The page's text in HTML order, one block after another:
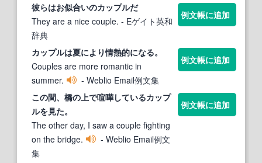
彼らはお似合いのカップルだ
They are a nice couple. - Eゲイト英和
辞典
例文帳に追加
カップルは夏により情熱的になる。
Couples are more romantic in
summer.
- Weblio Email例文集
例文帳に追加
この間、橋の上で喧嘩しているカップ
ルを見た。
The other day, I saw a couple fighting
on the bridge.
- Weblio Email例文
集
例文帳に追加